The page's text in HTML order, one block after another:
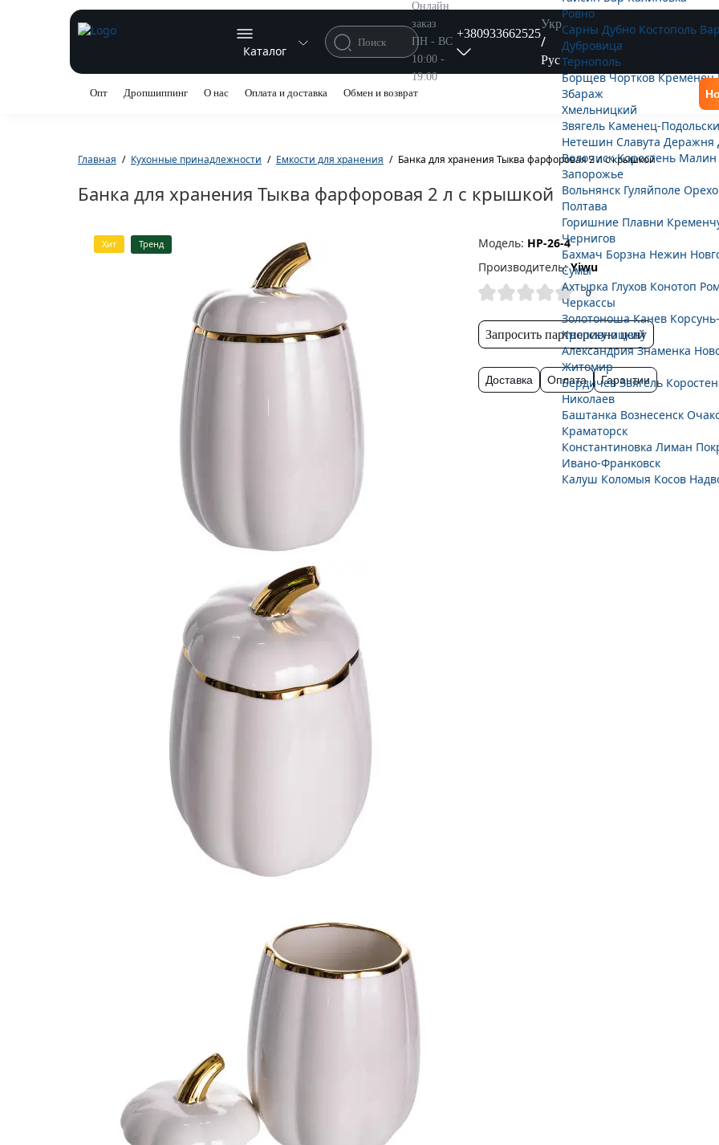
Каталог
Онлайн
заказ
ПН - ВС
10:00 -
19:00
+380933662525
Укр
/
Рус
Ровно
Сарны Дубно Костополь
Дубровица
Тернополь
Борщёв Чортков Кременец
Збараж
Хмельницкий
Звягель Каменец-
Нетешин Славута Деражня
Волочиск Коростень Малин
Запорожье
Вольнянск Гуляйполе
Полтава
Горишние Плавни
Чернигов
Бахмач Борзна Нежин
Сумы
Ахтырка Глухов Конотоп
Черкассы
Золотоноша Канев
Кропивницкий
Александрия Знаменка
Житомир
Бердичев Звягель
Николаев
Баштанка Вознесенск
Краматорск
Константиновка Лиман
Ивано-Франковск
Калуш Коломыя Косов
Опт Дропшиппинг О нас Оплата и доставка Обмен и возврат
Главная Кухонные принадлежности Емкости для хранения Банка для хранения Тыква фарфоровая 2 л с крышкой
Банка для хранения Тыква фарфоровая 2 л с крышкой
Хит Тренд Модель: HP-26-4
Производитель:Yiwu
0
Запросить партнерскую цену
Доставка Оплата Гарантии